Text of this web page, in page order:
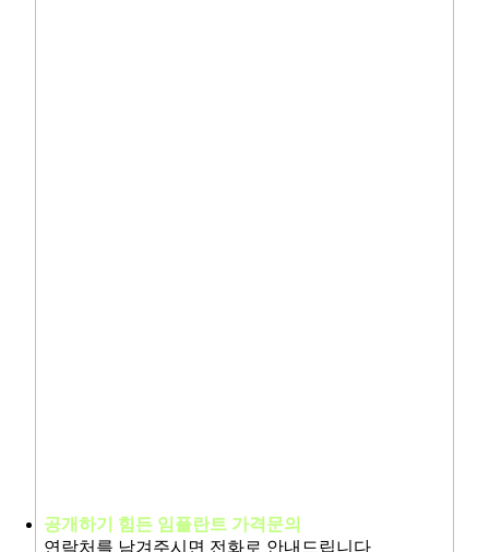
공개하기 힘든 임플란트 가격문의
연락처를 남겨주시면 전화로 안내드립니다